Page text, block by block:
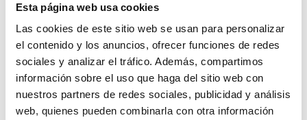
Esta página web usa cookies
Las cookies de este sitio web se usan para personalizar
el contenido y los anuncios, ofrecer funciones de redes
sociales y analizar el tráfico. Además, compartimos
información sobre el uso que haga del sitio web con
nuestros partners de redes sociales, publicidad y análisis
web, quienes pueden combinarla con otra información